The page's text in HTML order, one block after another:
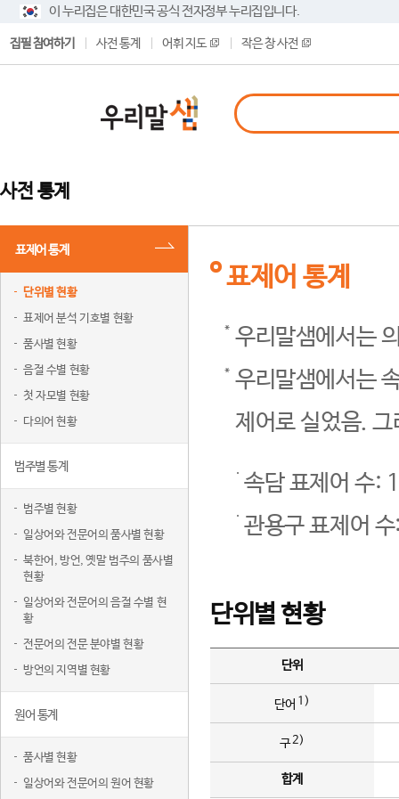
이 누리집은 대한민국 공식 전자정부 누리집입니다.
집필 참여하기 사전 통계 어휘 지도 작은 창 사전
사전 통계
표제어 통계
단위별 현황
표제어 분석 기호별 현황
품사별 현황
음절 수별 현황
첫 자모별 현황
다의어 현황
범주별 통계
범주별 현황
일상어와 전문어의 품사별 현황
북한어, 방언, 옛말 범주의 품사별
현황
일상어와 전문어의 음절 수별 현
황
전문어의 전문 분야별 현황
방언의 지역별 현황
원어 통계
품사별 현황
일상어와 전문어의 원어 현황
표제어 통계
우리말샘에서는
우리말샘에서는
제어로 실었음.
속담 표제어 수:
관용구 표제어
단위별 현황
단위
단어 1)
구2)
합계